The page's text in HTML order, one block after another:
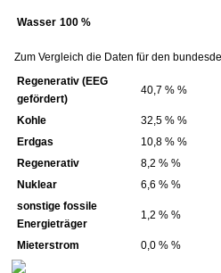
Wasser 100 %
Zum Vergleich die Daten für den
Regenerativ (EEG
gefördert)
40,7 % %
Kohle
32,5 % %
Erdgas
10,8 % %
Regenerativ
8,2 % %
Nuklear
6,6 % %
sonstige fossile
Energieträger
1,2 % %
Mieterstrom 0,0 % %